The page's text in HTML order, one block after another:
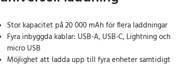
Stor kapacitet på 20 000 mAh för flera laddningar
Fyra inbyggda kablar: USB-A, USB-C, Lightning och
micro USB
Möjlighet att ladda upp till fyra enheter samtidigt